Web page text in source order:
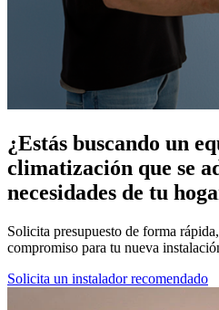
¿Estás buscando un
climatización que se
necesidades de tu
Solicita presupuesto de forma
compromiso para tu nueva
Solicita un instalador recomendado